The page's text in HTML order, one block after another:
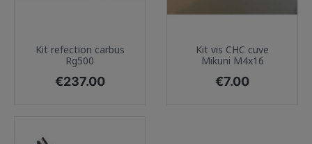
Kit refection carbus
Rg500
Price
€237.00
Kit vis CHC cuve
Mikuni M4x16
Price
€7.00